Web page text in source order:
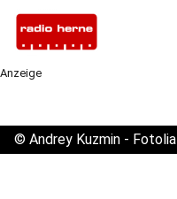
Anzeige
© Andrey Kuzmin - Fotolia